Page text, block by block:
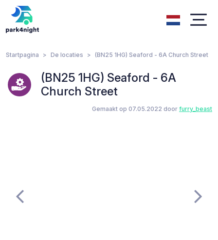
Startpagina De locaties (BN25 1HG) Seaford - 6A Church Street
(BN25 1HG) Seaford - 6A
Church Street
Gemaakt op 07.05.2022 door furry_beast